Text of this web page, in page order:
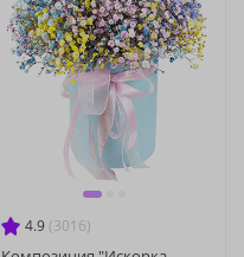
4.9 (3016)